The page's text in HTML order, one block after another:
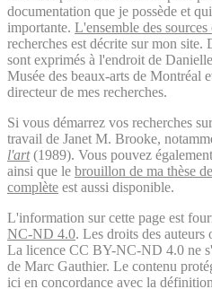
documentation que je possède et
importante. L'ensemble des sources
recherches est décrite sur mon site.
sont exprimés à l'endroit de
Musée des beaux-arts de Montréal
directeur de mes recherches.
Si vous démarrez vos recherches
travail de Janet M. Brooke,
l'art(1989). Vous pouvez
ainsi que le brouillon de ma thèse
complète est aussi disponible.
L'information sur cette page est
NC-ND 4.0. Les droits des auteurs
La licence CC BY-NC-ND 4.0 ne
de Marc Gauthier. Le contenu
ici en concordance avec la